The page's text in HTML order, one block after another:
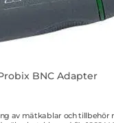
BNC Adapter
av mätkablar och tillbehör